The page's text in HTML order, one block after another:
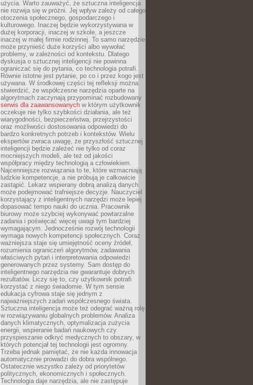
użycia. Warto zauważyć, że sztuczna inteligencja
nie rozwija się w próżni. Jej wpływ zależy od całego
otoczenia społecznego, gospodarczego i
kulturowego. Inaczej będzie wykorzystywana w
dużej korporacji, inaczej w szkole, a jeszcze
inaczej w małej firmie rodzinnej. To samo narzędzie
może przynieść duże korzyści albo wywołać
problemy, w zależności od kontekstu. Dlatego
dyskusja o sztucznej inteligencji nie powinna
ograniczać się do pytania, co technologia potrafi.
Równie istotne jest pytanie, po co i przez kogo jest
używana. W środkowej części tej refleksji można
stwierdzić, że współczesne narzędzia oparte na
algorytmach zaczynają przypominać rozbudowany
serwis dla zaawansowanych w którym użytkownik
oczekuje nie tylko szybkości działania, ale też
wiarygodności, bezpieczeństwa, przejrzystości
oraz możliwości dostosowania odpowiedzi do
bardzo konkretnych potrzeb i kontekstów. Wielu
ekspertów zwraca uwagę, że przyszłość sztucznej
inteligencji będzie zależeć nie tylko od coraz
mocniejszych modeli, ale też od jakości
współpracy między technologią a człowiekiem.
Najcenniejsze rozwiązania to te, które wzmacniają
ludzkie kompetencje, a nie próbują je całkowicie
zastąpić. Lekarz wspierany dobrą analizą danych
może podejmować trafniejsze decyzje. Nauczyciel
korzystający z inteligentnych narzędzi może lepiej
dopasować tempo nauki do ucznia. Pracownik
biurowy może szybciej wykonywać powtarzalne
zadania i poświęcać więcej uwagi tym bardziej
wymagającym. Jednocześnie rozwój technologii
wymaga nowych kompetencji społecznych. Coraz
ważniejsza staje się umiejętność oceny źródeł,
rozumienia ograniczeń algorytmów, zadawania
właściwych pytań i interpretowania odpowiedzi
generowanych przez systemy. Sam dostęp do
inteligentnego narzędzia nie gwarantuje dobrych
rezultatów. Liczy się to, czy użytkownik potrafi
korzystać z niego świadomie. W tym sensie
edukacja cyfrowa staje się jednym z
najważniejszych zadań współczesnego świata.
Sztuczna inteligencja może też odegrać ważną rolę
w rozwiązywaniu globalnych problemów. Analiza
danych klimatycznych, optymalizacja zużycia
energii, wspieranie badań naukowych czy
przyspieszanie odkryć medycznych to obszary, w
których potencjał tej technologii jest ogromny.
Trzeba jednak pamiętać, że nie każda innowacja
automatycznie prowadzi do dobra wspólnego.
Ostatecznie wszystko zależy od priorytetów
politycznych, ekonomicznych i społecznych.
Technologia daje narzędzia, ale nie zastępuje